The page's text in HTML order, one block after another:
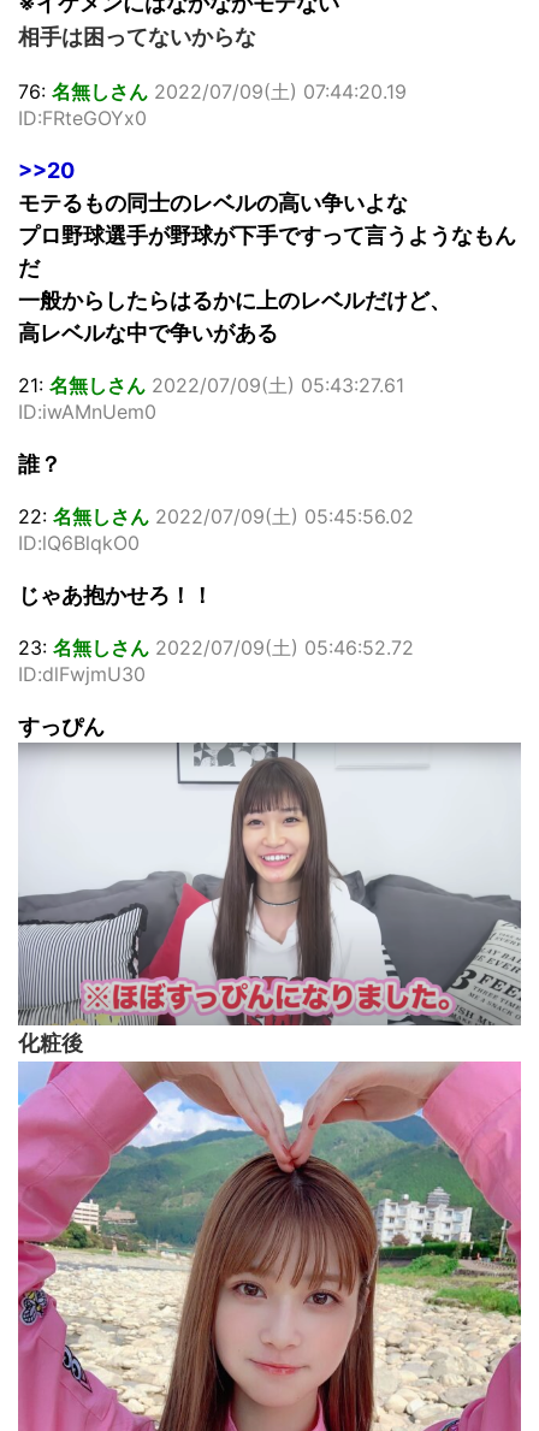
相手は困ってないからな
76: 名無しさん 2022/07/09(土) 07:44:20.19
ID:FRteGOYx0
>>20
モテるもの同士のレベルの高い争いよな
プロ野球選手が野球が下手ですって言うようなもん
だ
一般からしたらはるかに上のレベルだけど、
高レベルな中で争いがある
21: 名無しさん 2022/07/09(土) 05:43:27.61
ID:iwAMnUem0
誰？
22: 名無しさん 2022/07/09(土) 05:45:56.02
ID:lQ6BlqkO0
じゃあ抱かせろ！！
23: 名無しさん 2022/07/09(土) 05:46:52.72
ID:dlFwjmU30
すっぴん
化粧後